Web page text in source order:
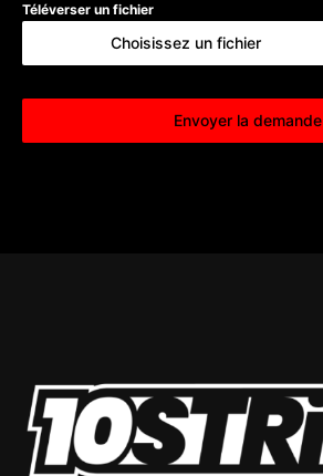
Téléverser un fichier
Choisissez un fichier
Envoyer la demande